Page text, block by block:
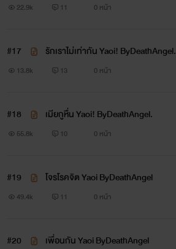
22.9k 11 0 หน้า
#17 รักเราไม่เท่ากัน Yaoi! ByDeathAngel.
13.8k 13 0 หน้า
#18 เมียกูหื่น Yaoi! ByDeathAngel.
55.8k 10 0 หน้า
#19 โจรโรคจิต Yaoi ByDeathAngel
49.4k 11 0 หน้า
#20 เพื่อนกัน Yaoi ByDeathAngel